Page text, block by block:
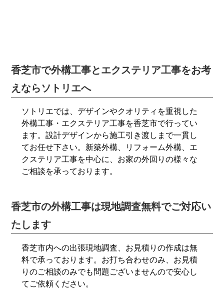
香芝市で外構工事とエクステリア工事をお考
えならソトリエへ
ソトリエでは、デザインやクオリティを重視した
外構工事・エクステリア工事を香芝市で行ってい
ます。設計デザインから施工引き渡しまで一貫し
てお任せ下さい。新築外構、リフォーム外構、エ
クステリア工事を中心に、お家の外回りの様々な
ご相談を承っております。
香芝市の外構工事は現地調査無料でご対応い
たします
香芝市内への出張現地調査、お見積りの作成は無
料で承っております。お打ち合わせのみ、お見積
りのご相談のみでも問題ございませんので安心し
てご依頼ください。